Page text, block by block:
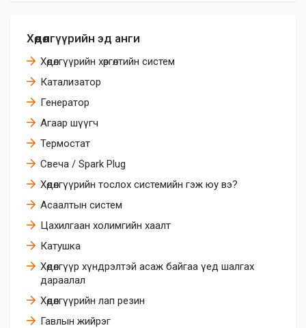
Хөдөлгүүрийн эд анги
Хөдөлгүүрийн хөргөлтийн систем
Катализатор
Генератор
Агаар шүүгч
Термостат
Свеча / Spark Plug
Хөдөлгүүрийн тослох системийн гэж юу вэ?
Асаалтын систем
Цахилгаан холимгийн хаалт
Катушка
Хөдөлгүүр хүндрэлтэй асаж байгаа үед шалгах
дараалал
Хөдөлгүүрийн лап резин
Гавлын жийрэг